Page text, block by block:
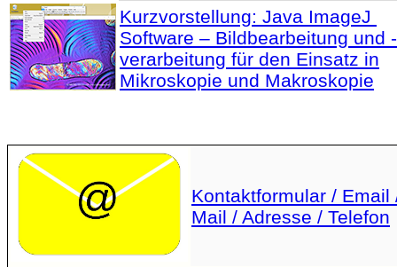
Kurzvorstellung: Java ImageJ
Software – Bildbearbeitung und -
verarbeitung für den Einsatz in
Mikroskopie und Makroskopie
Kontaktformular / Email
Mail / Adresse / Telefon